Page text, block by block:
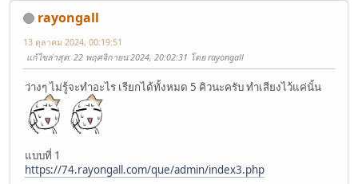
rayongall
13 ตุลาคม 2024, 00:19:51
แก้ไขล่าสุด: 22 พฤศจิกายน 2024, 20:02:31 โดย rayongall
ว่างๆ ไม่รู้จะทำอะไร เรียกได้ทั้งหมด 5 คิวนะครับ ทำเสียงไว้แค่นั้น
แบบที่ 1
https://74.rayongall.com/que/admin/index3.php